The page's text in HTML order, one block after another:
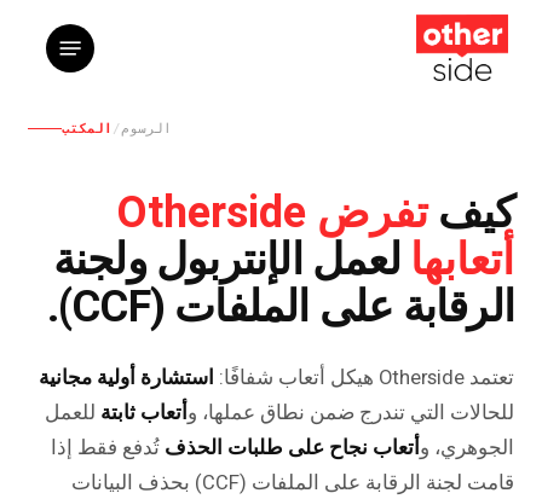
القائمة
المكتب /الرسوم
كيف تفرض Otherside
أتعابها لعمل الإنتربول ولجنة
الرقابة على الملفات (CCF).
تعتمد Otherside هيكل أتعاب شفافًا:
استشارة أولية مجانية
للحالات التي تندرج ضمن نطاق عملها، وأتعاب ثابتة للعمل
الجوهري، وأتعاب نجاح على طلبات الحذف تُدفع فقط إذا
قامت لجنة الرقابة على الملفات (CCF) بحذف البيانات